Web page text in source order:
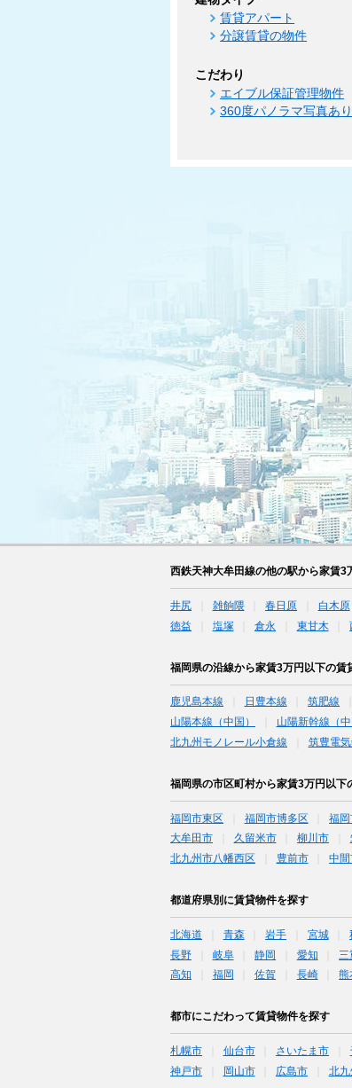
賃貸アパート
分譲賃貸の物件
こだわり
エイブル保証管理物件
360度パノラマ写真あ
西鉄天神大牟田線の他の駅から家賃3
井尻 雑餉隈 春日原 白木原
徳益
塩塚 倉永 東甘木
福岡県の沿線から家賃3万円以下の賃
鹿児島本線 日豊本線 筑肥線
山陽本線（中国）
山陽新幹線（中
北九州モノレール小倉線
筑豊電
福岡県の市区町村から家賃3万円以下
福岡市東区 福岡市博多区 福岡
大牟田市
久留米市 柳川市
北九州市八幡西区
豊前市 中間
都道府県別に賃貸物件を探す
北海道 青森 岩手 宮城
長野
岐阜 静岡 愛知 三
高知
福岡 佐賀 長崎 熊
都市にこだわって賃貸物件を探す
札幌市 仙台市 さいたま市
神戸市
岡山市 広島市 北九